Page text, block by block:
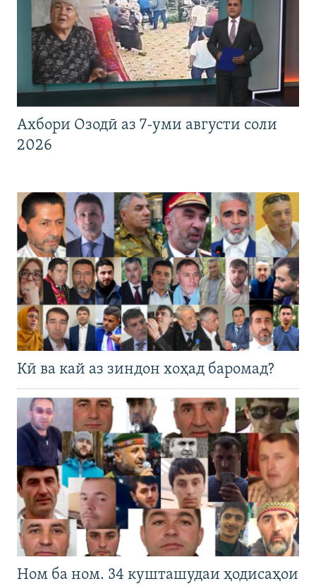
Ахбори Озодӣ аз 7-уми августи соли
2026
Кӣ ва кай аз зиндон хоҳад баромад?
Ном ба ном. 34 кушташудаи ҳодисаҳои